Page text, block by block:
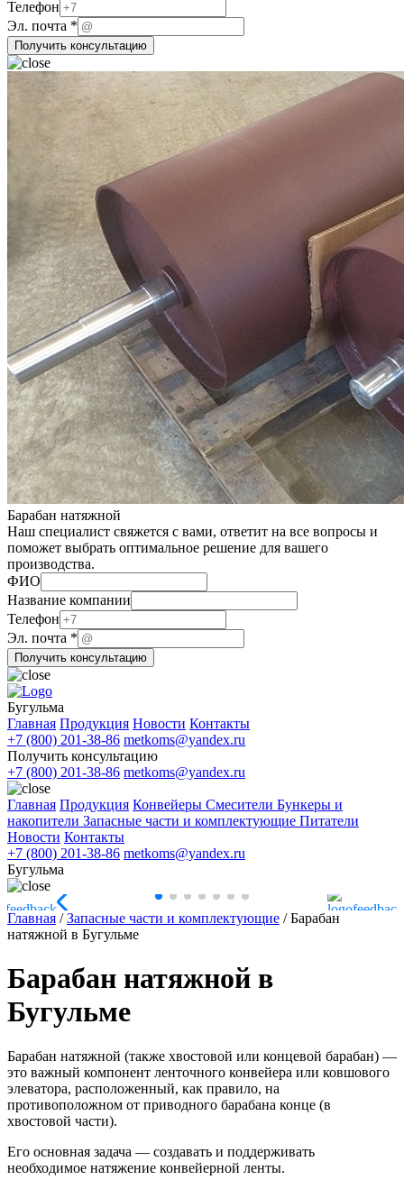
Телефон
ФИО
Эл.
Телефон
Эл. почта *
Получить консультацию
Барабан натяжной
Наш специалист свяжется с вами, ответит на все вопросы и
поможет выбрать оптимальное решение для вашего
производства.
ФИО
Название компании
Телефон
ФИО
Эл.
компании
Эл. почта *
Получить консультацию
Бугульма
Главная Продукция Новости Контакты
+7 (800) 201-38-86 metkoms@yandex.ru
Получить консультацию
+7 (800) 201-38-86 metkoms@yandex.ru
Главная Продукция Конвейеры Смесители Бункеры и
накопители Запасные части и комплектующие Питатели
Новости Контакты
+7 (800) 201-38-86 metkoms@yandex.ru
Бугульма
Главная /Запасные части и комплектующие /Барабан
натяжной в Бугульме
Барабан натяжной в
Бугульме
Барабан натяжной (также хвостовой или концевой барабан) —
это важный компонент ленточного конвейера или ковшового
элеватора, расположенный, как правило, на
противоположном от приводного барабана конце (в
хвостовой части).
Его основная задача — создавать и поддерживать
необходимое натяжение конвейерной ленты.